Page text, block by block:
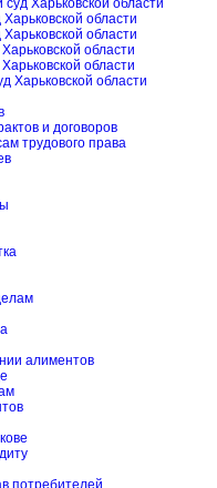
Харьковской области
области
области
области
области
Харьковской области
и договоров
трудового права
алиментов
потребителей